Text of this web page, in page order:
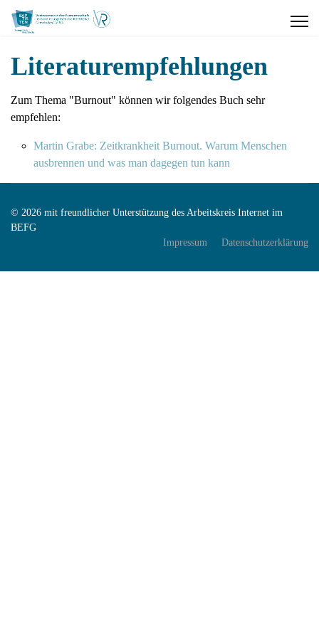
Literaturempfehlungen
Zum Thema "Burnout" können wir folgendes Buch sehr
empfehlen:
Martin Grabe: Zeitkrankheit Burnout. Warum Menschen
ausbrennen und was man dagegen tun kann
© 2026 mit freundlicher Unterstützung des Arbeitskreis Internet im
BEFG
Impressum
Datenschutzerklärung